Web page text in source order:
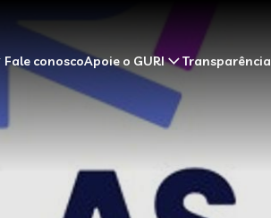
Fale conoscoApoie o GURI Transparência